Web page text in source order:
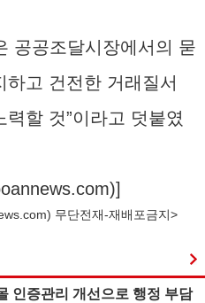
공공조달시장에서의 묻
고 건전한 거래질서
할 것”이라고 덧붙였
)]
) 무단전재-재배포금지>
인증관리 개선으로 행정 부담